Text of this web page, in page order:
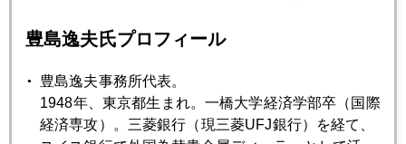
豊島逸夫氏プロフィール
豊島逸夫事務所代表。
1948年、東京都生まれ。一橋大学経済学部卒（国際
経済専攻）。三菱銀行（現三菱UFJ銀行）を経て、